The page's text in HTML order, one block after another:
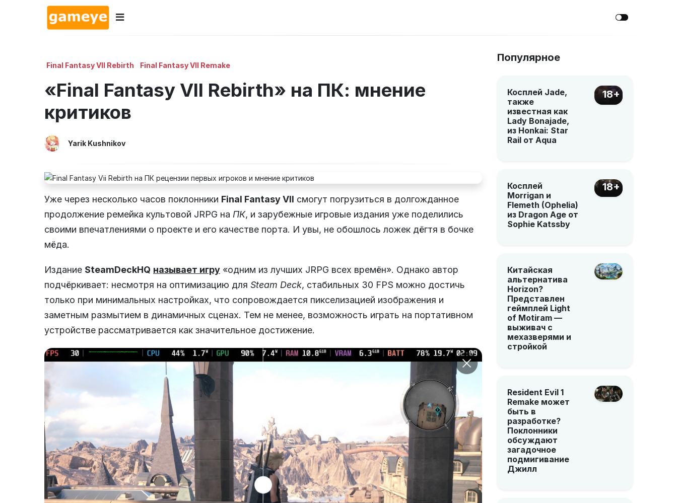
Скоро выйдут
Свежие релизы
Final Fantasy VII Rebirth Final Fantasy VII Remake
«Final Fantasy VII Rebirth» на ПК: мнение
критиков
Yarik Kushnikov
Уже через несколько часов поклонники Final Fantasy VII смогут погрузиться в долгожданное
продолжение ремейка культовой JRPG на ПК, и зарубежные игровые издания уже поделились
своими впечатлениями о проекте и его качестве порта. И увы, не обошлось ложек дёгтя в бочке
мёда.
Издание SteamDeckHQ называет игру «одним из лучших JRPG всех времён». Однако автор
подчёркивает: несмотря на оптимизацию для Steam Deck, стабильных 30 FPS можно достичь
только при минимальных настройках, что сопровождается пикселизацией изображения и
заметным размытием в динамичных сценах. Тем не менее, возможность играть на портативном
устройстве рассматривается как значительное достижение.
Популярное
Косплей Jade,
также
известная как
Lady Bonajade,
из Honkai: Star
Rail от Aqua
18+
Косплей
Morrigan и
Flemeth (Ophelia)
из Dragon Age от
Sophie Katssby
18+
Китайская
альтернатива
Horizon?
Представлен
геймплей Light
of Motiram —
выживач с
мехазверями и
стройкой
Resident Evil 1
Remake может
быть в
разработке?
Поклонники
обсуждают
загадочное
подмигивание
Джилл